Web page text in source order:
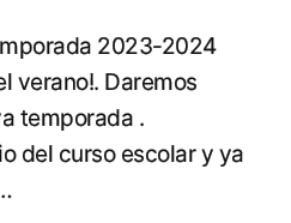
2023-2024
verano!. Daremos
temporada .
del curso escolar y ya